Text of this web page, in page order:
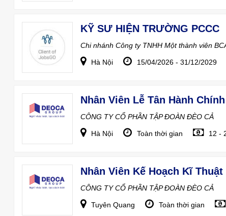
KỸ SƯ HIỆN TRƯỜNG PCCC
Chi nhánh Công ty TNHH Một thành viên
Hà Nội 15/04/2026 - 31/12/2029
Nhân Viên Lễ Tân Hành Chính
CÔNG TY CỔ PHẦN TẬP ĐOÀN ĐÈO CẢ
Hà Nội Toàn thời gian 12 -
Nhân Viên Kế Hoạch Kĩ Thuật
CÔNG TY CỔ PHẦN TẬP ĐOÀN ĐÈO CẢ
Tuyên Quang Toàn thời gian